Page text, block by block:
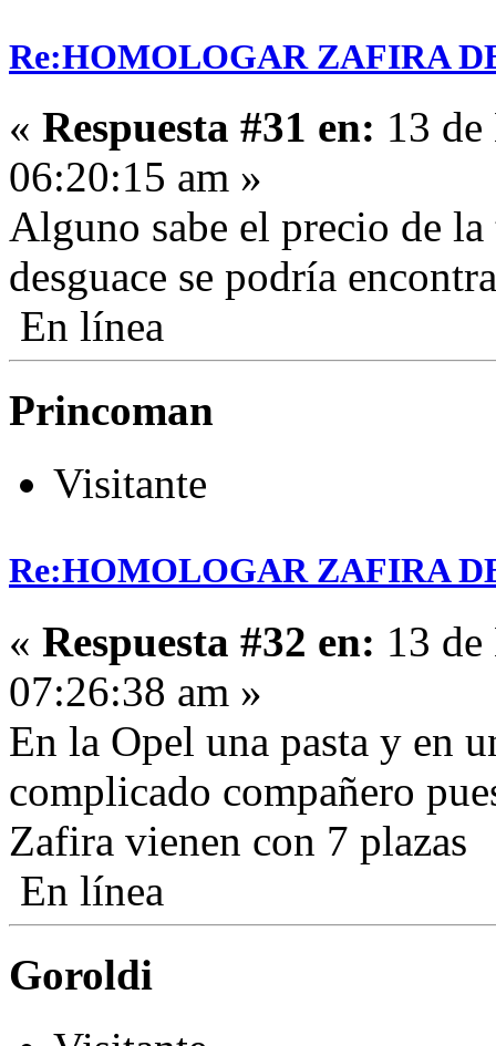
Re:HOMOLOGAR ZAFIRA
« Respuesta #31 en: 13
06:20:15 am »
Alguno sabe el precio de la
desguace se podría
En línea
Princoman
Visitante
Re:HOMOLOGAR ZAFIRA
« Respuesta #32 en: 13
07:26:38 am »
En la Opel una pasta y en
complicado compañero
Zafira vienen con 7 plazas
En línea
Goroldi